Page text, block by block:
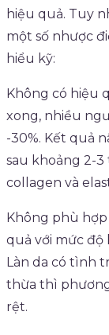
hiệu quả. Tuy
một số nhược
hiểu kỹ:
Không có hiệu
xong, nhiều
-30%. Kết quả
sau khoảng 2-3
collagen và
Không phù
quả với mức độ
Làn da có tình
thừa thì
rệt.